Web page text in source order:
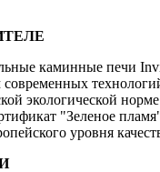
каминные печи
современных
экологической
"Зеленое
уровня